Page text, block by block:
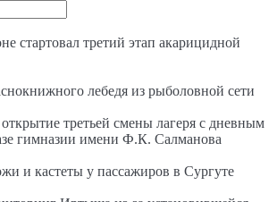
стартовал третий этап акарицидной
лебедя из рыболовной сети
третьей смены лагеря с дневным
гимназии имени Ф.К. Салманова
и кастеты у пассажиров в Сургуте